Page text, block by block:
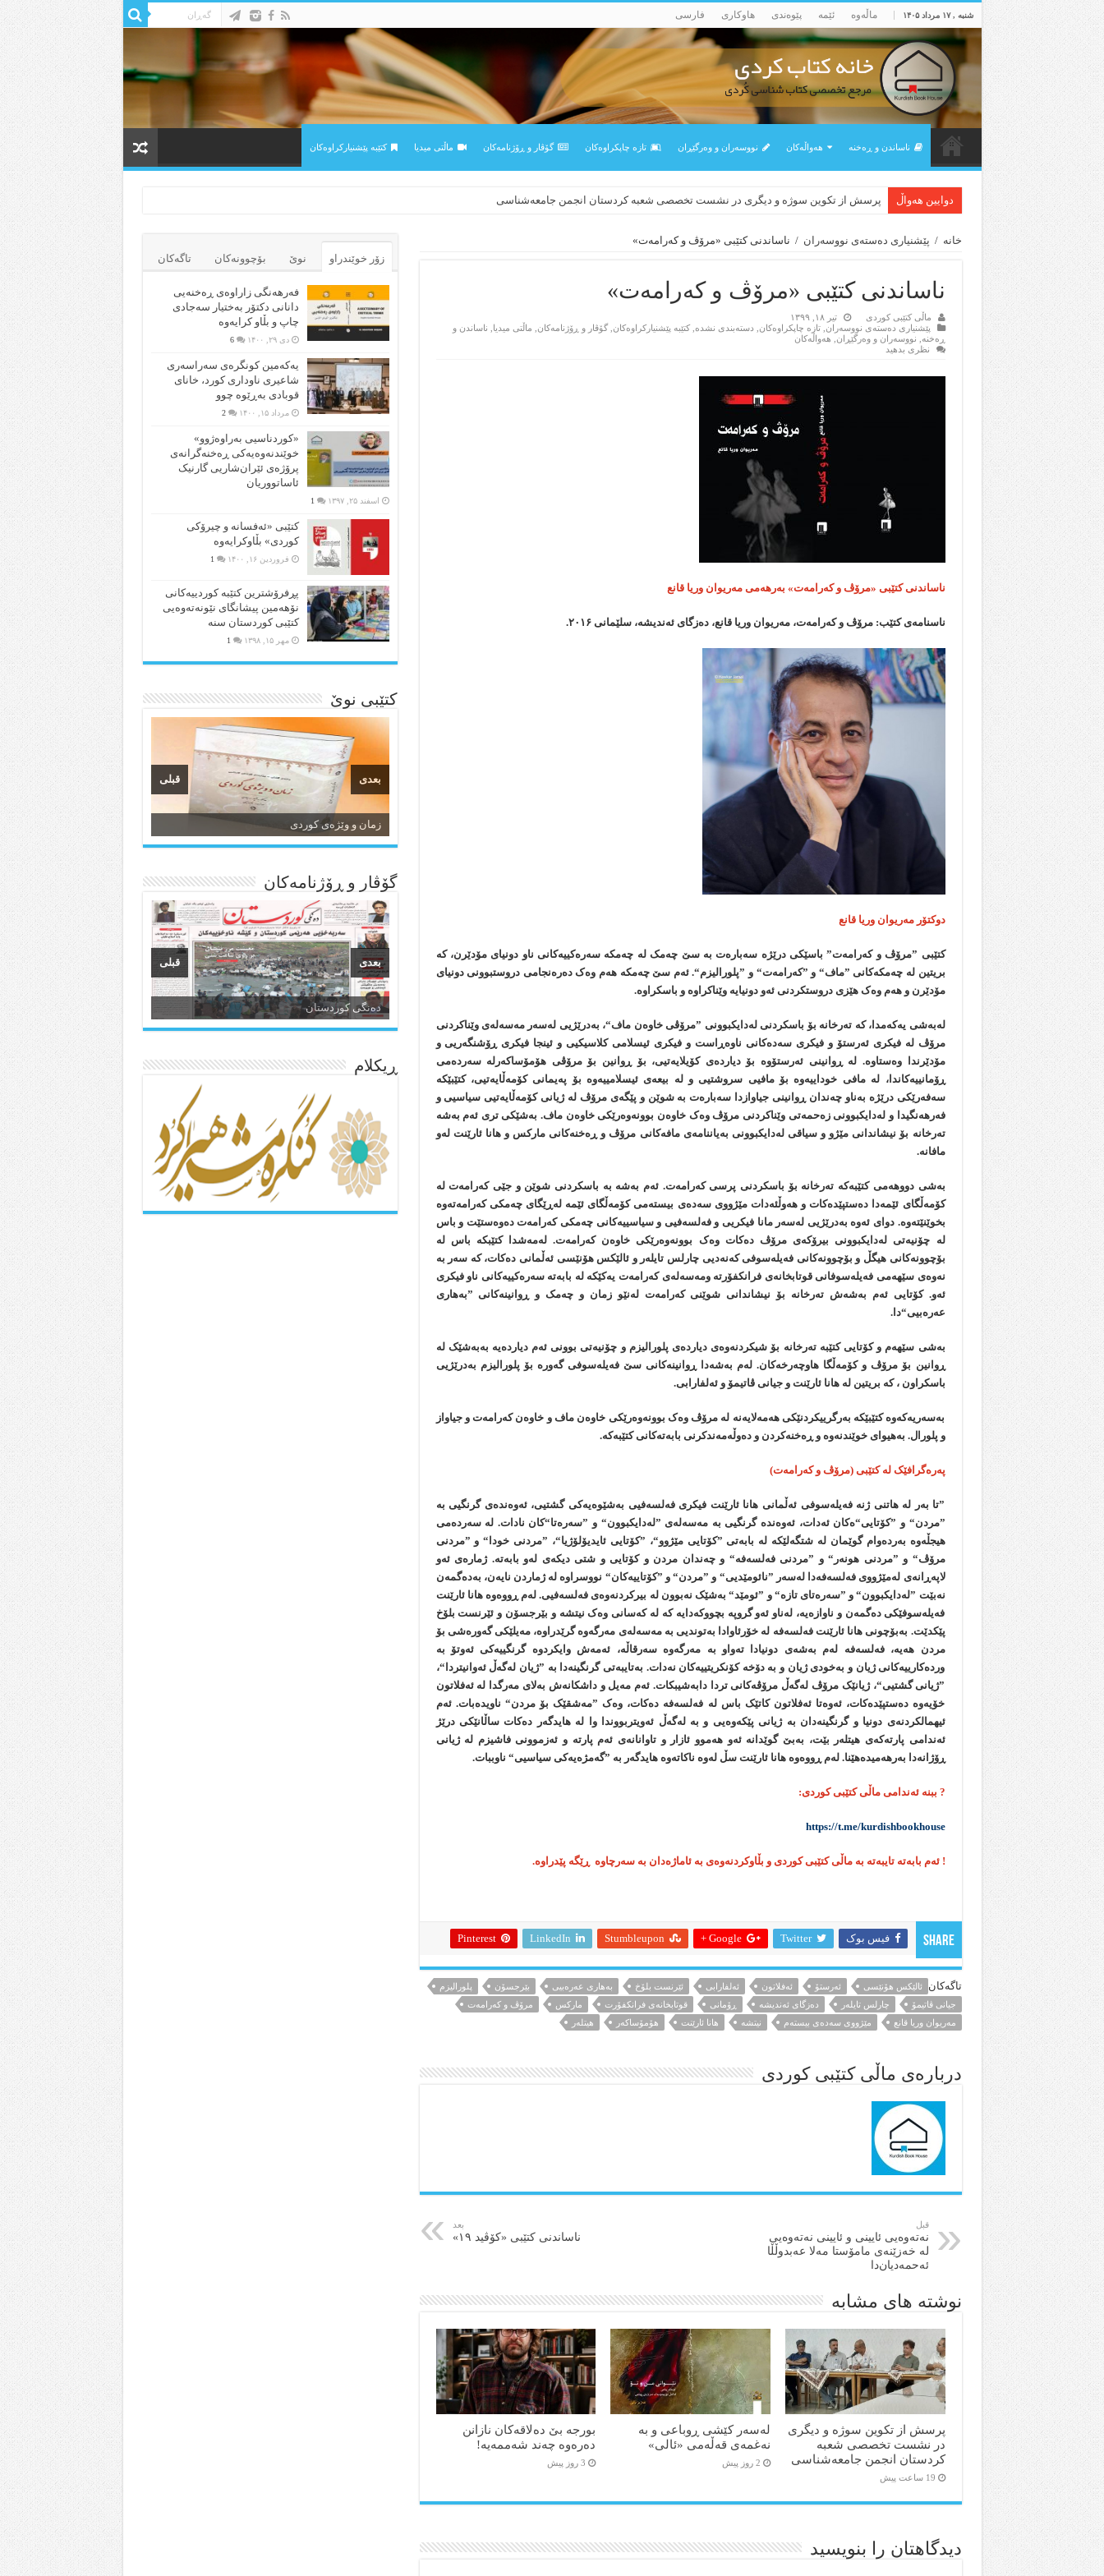
شنبه , ۱۷ مرداد ۱۴۰۵ ماڵه‌وه‌ ئێمه‌ پێوه‌ندی هاوکاری فارسی
ناساندن و ڕه‌خنه‌ هه‌واڵه‌کان نووسه‌ران و وه‌رگێڕان تازه‌ چاپکراوه‌کان گۆڤار و ڕۆژنامه‌کان ماڵتی میدیا کتێبه‌ پێشنیارکراوه‌کان
دوایین هەواڵ پرسش از تکوین سوژه و دیگری در نشست تخصصی شعبه کردستان انجمن جامعه‌شناسی
لەسەر کێشی ڕوباعی و به نەغمەی قەڵەمی «ئالی»
خانه / پێشنیاری ده‌سته‌ی نووسه‌ران / ناساندنی کتێبی «مرۆڤ و کەرامەت»
ناساندنی کتێبی «مرۆڤ و کەرامەت»
ماڵی کتێبی کوردی
تیر ۱۸, ۱۳۹۹
پێشنیاری ده‌سته‌ی نووسه‌ران ,تازه‌ چاپکراوه‌کان دسته‌بندی نشده ,کتێبه‌ پێشنیارکراوه‌کان ,گۆڤار و ڕۆژنامه‌کان ماڵتی میدیا
ناساندن و
ڕه‌خنه‌
نووسه‌ران و وه‌رگێڕان
هه‌واڵه‌کان
نظری بدهید
ناساندنی کتێبی «مرۆڤ و کەرامەت» بەرهەمی مەریوان وریا قانع
ناسنامەی کتێب: مرۆڤ و کەرامەت، مەریوان وریا قانع، دەزگای ئەندیشە، سلێمانی ۲۰۱۶.
دوکتۆر مەریوان وریا قانع
کتێبی ”مرۆڤ و کەرامەت” باسێکی درێژە سەبارەت بە سێ چەمک لە چەمکە سەرەکییەکانی ناو دونیای مۆدێرن، کە
بریتین لە چەمکەکانی ”ماف“ و ”کەرامەت“ و ”پلورالیزم“. ئەم سێ چەمکە ھەم وەک دەرەنجامی دروستبوونی دونیای
مۆدێرن و ھەم وەک ھێزی دروستکردنی ئەو دونیایە وێناکراوە و باسکراوە.
لەبەشی یەکەمدا، کە تەرخانە بۆ باسکردنی لەدایکبوونی ”مرۆڤی خاوەن ماف“، بەدرێژیی لەسەر مەسەلەی وێناکردنی
مرۆڤ لە فیکری ئەرستۆ و فیکری سەدەکانی ناوەڕاست و فیکری ئیسلامی کلاسیکیی و ئینجا فیکری ڕۆشنگەریی و
مۆدێرندا وەستاوە. لە ڕوانینی ئەرستۆوە بۆ دیاردەی کۆیلایەتیی، بۆ ڕوانین بۆ مرۆڤی ھۆمۆساکەرلە سەردەمی
ڕۆمانییەکاندا، لە مافی خوداییەوە بۆ مافیی سروشتیی و لە بیعەی ئیسلامییەوە بۆ پەیمانی کۆمەڵایەتیی، کتێبێکە
سەفەرێکی درێژە بەناو چەندان ڕوانینی جیاوازدا سەبارەت بە شوێن و پێگەی مرۆڤ لە ژیانی کۆمەڵایەتیی سیاسیی و
فەرھەنگیدا و لەدایکبوونی زەحمەتی وێناکردنی مرۆڤ وەک خاوەن بوونەوەرێکی خاوەن ماف. بەشێکی تری ئەم بەشە
تەرخانە بۆ نیشاندانی مێژو و سیاقی لەدایکبوونی بەیاننامەی مافەکانی مرۆڤ و ڕەخنەکانی مارکس و ھانا ئارێنت لەو
مافانە.
بەشی دووھەمی کتێبەکە تەرخانە بۆ باسکردنی پرسی کەرامەت. ئەم بەشە بە باسکردنی شوێن و جێی کەرامەت لە
کۆمەڵگای ئێمەدا دەستپێدەکات و ھەوڵئەدات مێژووی سەدەی بیستەمی کۆمەڵگای ئێمە لەڕێگای چەمکی کەرامەتەوە
بخوێنێتەوە. دوای ئەوە بەدرێژیی لەسەر مانا فیکریی و فەلسەفیی و سیاسییەکانی چەمکی کەرامەت دەوەستێت و باس
لە چۆنیەتی لەدایکبوونی بیرۆکەی مرۆڤ دەکات وەک بوونەوەرێکی خاوەن کەرامەت. لەمەشدا کتێبکە باس لە
بۆچوونەکانی ھیگڵ و بۆچوونەکانی فەیلەسوفی کەنەدیی چارلس تایلەر و ئالێکس ھۆنێسی ئەڵمانی دەکات، کە سەر بە
نەوەی سێھەمی فەیلەسوفانی قوتابخانەی فرانکفۆرتە ومەسەلەی کەرامەت یەکێکە لە بابەتە سەرەکییەکانی ناو فیکری
ئەو. کۆتایی ئەم بەشەش تەرخانە بۆ نیشاندانی شوێنی کەرامەت لەنێو زمان و چەمک و ڕوانینەکانی ”بەھاری
عەرەبیی“دا.
بەشی سێھەم و کۆتایی کتێبە تەرخانە بۆ شیکردنەوەی دیاردەی پلورالیزم و چۆنیەتی بوونی ئەم دیاردەیە بەبەشێک لە
ڕوانین بۆ مرۆڤ و کۆمەڵگا ھاوچەرخەکان. لەم بەشەدا ڕوانینەکانی سێ فەیلەسوفی گەورە بۆ پلورالیزم بەدرێژیی
باسکراون ، کە بریتین لە ھانا ئارێنت و جیانی ڤاتیمۆ و ئەلفارابی.
بەسەریەکەوە کتێبێکە بەرگرییکردنێکی ھەمەلایەنە لە مرۆڤ وەک بوونەوەرێکی خاوەن ماف و خاوەن کەرامەت و جیاواز
و پلورال. بەھیوای خوێندنەوە و ڕەخنەکردن و دەوڵەمەندکرنی بابەتەکانی کتێبەکە.
پەرەگرافێک لە کتێبی (مرۆڤ و کەرامەت)
”تا بەر لە ھاتنی ژنە فەیلەسوفی ئەڵمانی ھانا ئارێنت فیکری فەلسەفیی بەشێوەیەکی گشتیی، ئەوەندەی گرنگیی بە
”مردن“ و ”کۆتایی“ەکان ئەدات، ئەوەندە گرنگیی بە مەسەلەی ”لەدایکبوون“ و ”سەرەتا“کان نادات. لە سەردەمی
ھیجڵەوە بەردەوام گوێمان لە شتگەلێکە لە بابەتی ”کۆتایی مێژوو“، ”کۆتایی ئایدیۆلۆژیا“، ”مردنی خودا“ و ”مردنی
مرۆڤ“ و ”مردنی ھونەر“ و ”مردنی فەلسەفە“ و چەندان مردن و کۆتایی و شتی دیکەی لەو بابەتە. ژمارەی ئەو
لاپەڕانەی لەمێژووی فەلسەفەدا لەسەر ”نائومێدیی“ و ”مردن“ و ”کۆتاییەکان“ نووسراوە لە ژماردن نایەن، بەدەگمەن
نەبێت ”لەدایکبوون“ و ”سەرەتای تازە“ و ”ئومێد“ بەشێک نەبوون لە بیرکردنەوەی فەلسەفیی. لەم ڕووەوە ھانا ئارێنت
فەیلەسوفێکی دەگمەن و ناوازەیە، لەناو ئەو گروپە بچووکەدایە کە لە کەسانی وەک نیتشە و بێرجسۆن و ئێرنست بلۆخ
پێکدێت. بەبۆچونی ھانا ئارێنت فەلسەفە لە خۆرئاوادا بەتوندیی بە مەسەلەی مەرگەوە گرێدراوە، مەیلێکی گەورەشی بۆ
مردن ھەیە، فەلسەفە لەم بەشەی دونیادا تەواو بە مەرگەوە سەرقاڵە، ئەمەش وایکردوە گرنگییەکی ئەوتۆ بە
وردەکارییەکانی ژیان و بەخودی ژیان و بە دۆخە کۆنکریتییەکان نەدات. بەتایبەتی گرنگینەدا بە ”ژیان لەگەڵ ئەوانیتردا“،
”ژیانی گشتیی“، ژیانێک مرۆڤ لەگەڵ مرۆڤەکانی تردا دابەشیبکات. ئەم مەیل و داشکانەش بەلای مەرگدا لە ئەفلاتون
خۆیەوە دەستپێدەکات، ئەوەتا ئەفلاتون کاتێک باس لە فەلسەفە دەکات، وەک ”مەشقێک بۆ مردن“ ناویدەبات. ئەم
ئیھمالکردنەی دونیا و گرنگینەدان بە ژیانی پێکەوەیی و بە لەگەڵ ئەویتربووندا وا لە ھایدگەر دەکات ساڵانێکی درێژ
ئەندامی پارتەکەی ھیتلەر بێت، بەبێ گوێدانە ئەو ھەموو ئازار و تاوانانەی ئەم پارتە و ئەزموونی فاشیزم لە ژیانی
ڕۆژانەدا بەرھەمیدەھێنا. لەم ڕووەوە ھانا ئارێنت سڵ لەوە ناکاتەوە ھایدگەر بە ”گەمژەیەکی سیاسیی“ ناوببات.
? ببنه‌ ئه‌ندامی ماڵی کتێبی کوردی:
https://t.me/kurdishbookhouse
! ئەم بابەتە تایبەتە بە ماڵی کتێبی کوردی و بڵاوکردنەوەی بە ئاماژەدان بە سەرچاوە ڕێگە پێدراوە.
Share فیس بوک Twitter
Google +
Stumbleupon
LinkedIn
Pinterest
تاگەکان ئالێکس ھۆنێسی ئەرستۆ ئەفلاتون ئەلفارابی ئێرنست بلۆخ بەھاری عەرەبیی بێرجسۆن
پلورالیزم
جیانی ڤاتیمۆ
چارلس تایلەر دەزگای ئەندیشە ڕۆمانی قوتابخانەی فرانکفۆرت مارکس
مرۆڤ و کەرامەت
مەریوان وریا قانع
مێژووی سەدەی بیستەم نیتشە ھانا ئارێنت ھۆمۆساکەر ھیتلەر
درباره‌ی ماڵی کتێبی کوردی
قبل
نه‌ته‌وه‌یی ئایینی و ئایینی نه‌ته‌وه‌یی
له‌ خه‌زێنه‌ی مامۆستا مه‌لا عه‌بدوڵڵا
ئه‌حمه‌دیان‌دا
بعد
ناساندنی کتێبی «کۆڤید ۱۹»
نوشته های مشابه
پرسش از تکوین سوژه و دیگری
در نشست تخصصی شعبه
کردستان انجمن جامعه‌شناسی
19 ساعت پیش
لەسەر کێشی ڕوباعی و به
نەغمەی قەڵەمی «ئالی»
2 روز پیش
بورجە بێ دەلاقەکان نازانن
دەرەوە چەند شەممەیە!
3 روز پیش
دیدگاهتان را بنویسید
زۆر خوێندراو نوێ بۆچوونه‌کان تاگەکان
فەرهەنگی زاراوەی ڕەخنەیی
دانانی دکتۆر بەختیار سەجادی
چاپ و بڵاو کرایەوە
دی ۲۹, ۱۴۰۰ 6
یەکەمین کونگرەی سەراسەری
شاعیری‌ ناوداری کورد، خانای
قوبادی بەڕێوە چوو
مرداد ۱۵, ۱۴۰۰ 2
«کوردناسیی بەراوەژوو»
خوێندنەوەیەکی ڕەخنەگرانەی
پرۆژەی ئێران‌شاریی گارنیک
ئاساتووریان
اسفند ۲۵, ۱۳۹۷ 1
کتێبی «ئەفسانە و چیرۆکی
کوردی» بڵاوکرایەوە
فروردین ۱۶, ۱۴۰۰ 1
پڕفرۆشترین کتێبە کوردییەکانی
نۆهەمین پیشانگای نێونەتەوەیی
کتێبی کوردستان سنە
مهر ۱۵, ۱۳۹۸ 1
کتێبی نوێ
زمان و وێژەی کوردی
قبلی بعدی
گۆڤار و ڕۆژنامه‌کان
ده‌نگی کوردستان
ئاژانسی هەواڵی مێهر
قبلی بعدی
ڕیکلام